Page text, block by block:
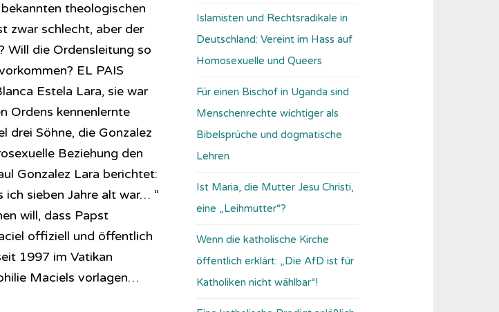
theologischen
zwar schlecht, aber der
Will die Ordensleitung so
EL PAIS
Estela Lara, sie war
Ordens kennenlernte
drei Söhne, die Gonzalez
Beziehung den
Gonzalez Lara berichtet:
ich sieben Jahre alt war… “
will, dass Papst
offiziell und öffentlich
1997 im Vatikan
Maciels vorlagen…
Islamisten und Rechtsradikale in
Deutschland: Vereint im Hass auf
Homosexuelle und Queers
Für einen Bischof in Uganda sind
Menschenrechte wichtiger als
Bibelsprüche und dogmatische
Lehren
Ist Maria, die Mutter Jesu Christi,
eine „Leihmutter“?
Wenn die katholische Kirche
öffentlich erklärt: „Die AfD ist für
Katholiken nicht wählbar“!